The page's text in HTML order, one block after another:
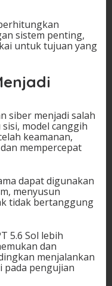
sistem penting,
untuk tujuan yang
siber menjadi salah
model canggih
keamanan,
mempercepat
dapat digunakan
menyusun
tidak bertanggung
5.6 Sol lebih
dan
menjalankan
pada pengujian